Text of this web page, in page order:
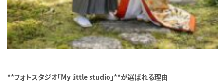
**フォトスタジオ「My little studio」**が選ばれる理由